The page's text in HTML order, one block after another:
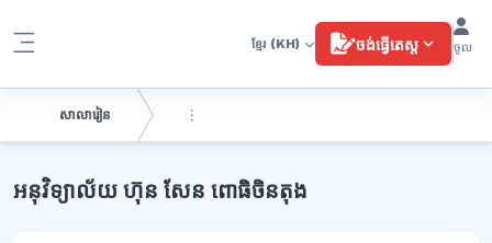
ខ្មែរ (KH) ចង់ធ្វើតេស្ត ចូល
ប្លុក
អនុវិទ្យាល័យ ហ៊ុន សែន ពោធិចិនតុង
សាលារៀន